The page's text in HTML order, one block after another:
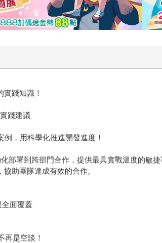
踐知識！
踐建議
，用科學化推進開發進度！
部署到跨部門合作，提供最具實戰溫度的敏
助團隊達成有效的合作。
全面覆蓋
再是空談！